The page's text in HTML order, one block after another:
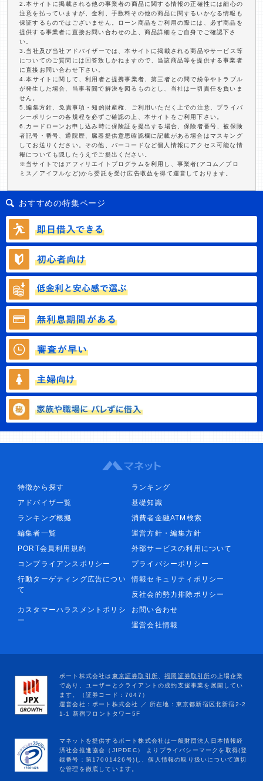
2.本サイトに掲載される他の事業者の商品に関する情報の正確性には細心の
注意を払っていますが、金利、手数料その他の商品に関するいかなる情報も
保証するものではございません。ローン商品をご利用の際には、必ず商品を
提供する事業者に直接お問い合わせの上、商品詳細をご自身でご確認下さ
い。
3.当社及び当社アドバイザーでは、本サイトに掲載される商品やサービス等
についてのご質問には回答致しかねますので、当該商品等を提供する事業者
に直接お問い合わせ下さい。
4.本サイトに関して、利用者と提携事業者、第三者との間で紛争やトラブル
が発生した場合、当事者間で解決を図るものとし、当社は一切責任を負いま
せん。
5.編集方針、免責事項・知的財産権、ご利用いただく上での注意、プライバ
シーポリシーの各規程を必ずご確認の上、本サイトをご利用下さい。
6.カードローンお申し込み時に保険証を提出する場合、保険者番号、被保険
者記号・番号、通院歴、臓器提供意思確認欄に記載がある場合はマスキング
してお送りください。その他、バーコードなど個人情報にアクセス可能な情
報についても隠したうえでご提出ください。
※当サイトではアフィリエイトプログラムを利用し、事業者(アコム／プロ
ミス／アイフルなど)から委託を受け広告収益を得て運営しております。
おすすめの特集ページ
特徴から探す
ランキング
アドバイザ一覧
基礎知識
ランキング根拠
消費者金融ATM検索
編集者一覧
運営方針・編集方針
PORT会員利用規約
外部サービスの利用について
コンプライアンスポリシー
プライバシーポリシー
行動ターゲティング広告につい
て
情報セキュリティポリシー
反社会的勢力排除ポリシー
カスタマーハラスメントポリシ
ー
お問い合わせ
運営会社情報